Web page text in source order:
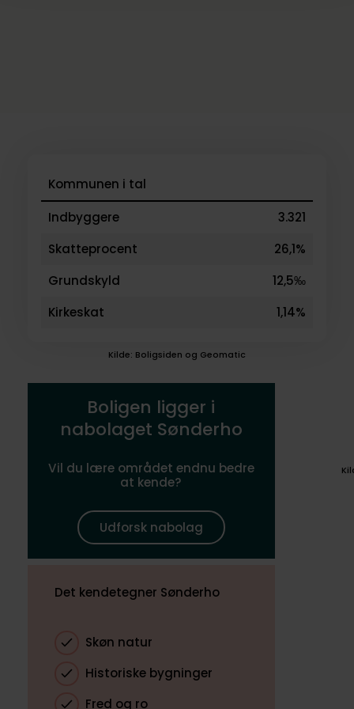
Kommunen i tal
Indbyggere
3.321
Skatteprocent
26,1%
Grundskyld
12,5‰
Kirkeskat
1,14%
Kilde: Boligsiden og Geomatic
Boligen ligger i
nabolaget Sønderho
Vil du lære området endnu bedre
at kende?
Udforsk nabolag
Det kendetegner Sønderho
Skøn natur
Historiske bygninger
Fred og ro